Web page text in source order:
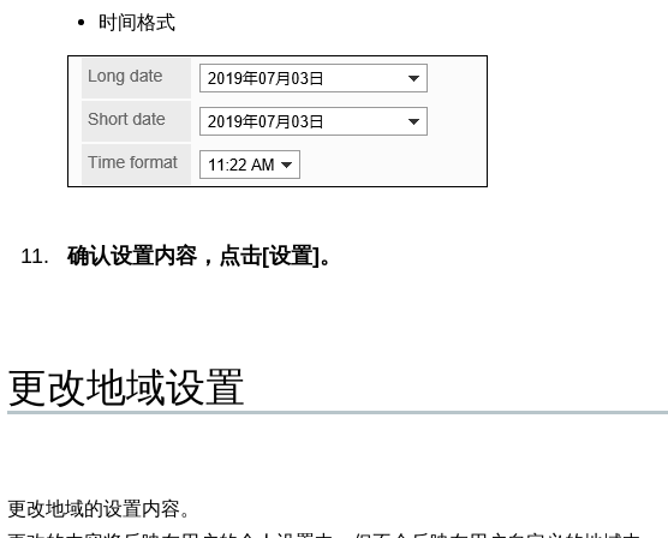
时间格式
确认设置内容，点击[设置]。
更改地域设置
更改地域的设置内容。